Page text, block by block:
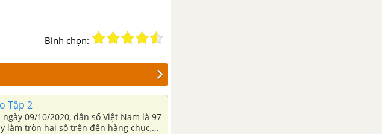
Bình chọn:
Tập 2
09/10/2020, dân số Việt Nam là 97
làm tròn hai số trên đến hàng chục,